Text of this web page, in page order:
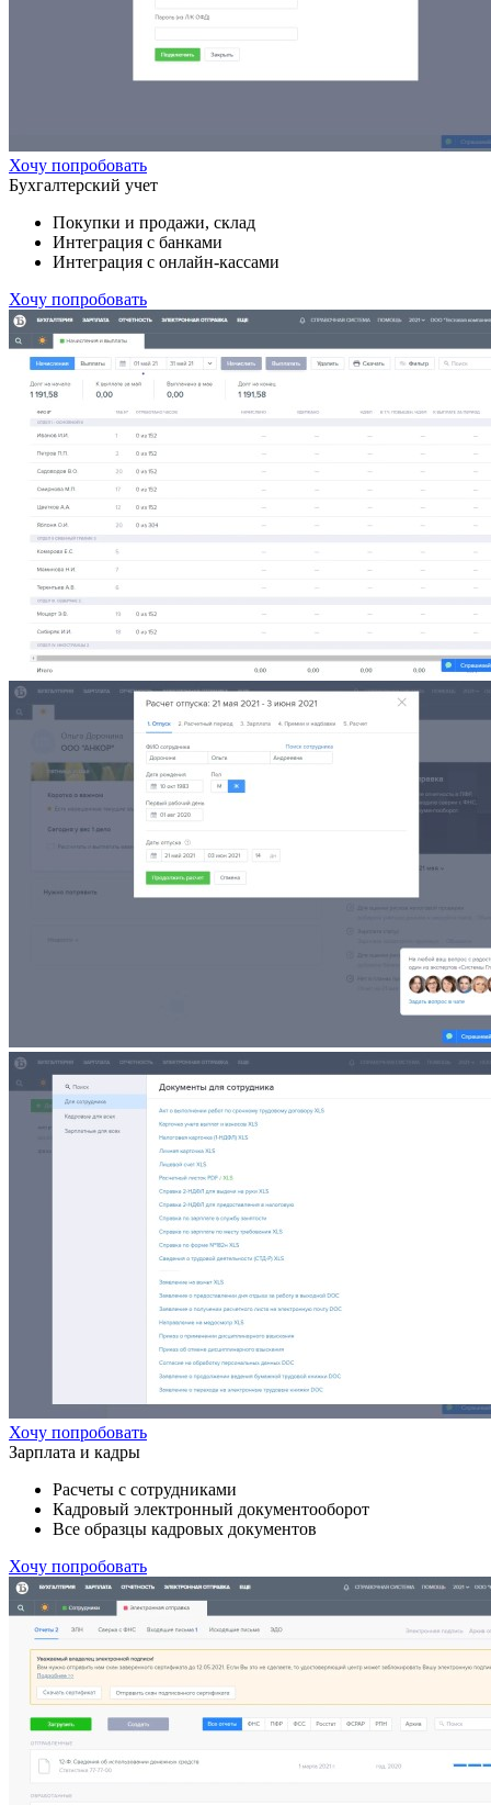
Хочу попробовать
Бухгалтерский учет
Покупки и продажи, склад
Интеграция с банками
Интеграция с онлайн-кассами
Хочу попробовать
Хочу попробовать
Зарплата и кадры
Расчеты с сотрудниками
Кадровый электронный документооборот
Все образцы кадровых документов
Хочу попробовать